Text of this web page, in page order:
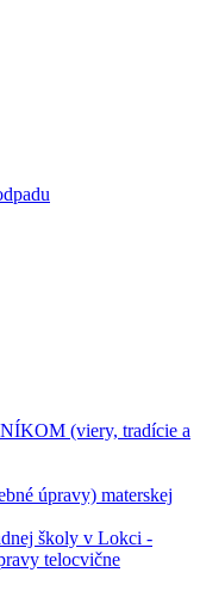
(viery, tradície a
úpravy) materskej
školy v Lokci -
telocvične